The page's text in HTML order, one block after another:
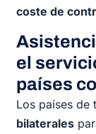
coste de
el
países
Los países
bilaterales